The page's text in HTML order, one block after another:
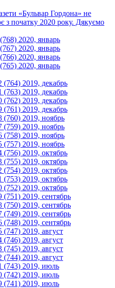
«Бульвар Гордона» не
з початку 2020 року. Дякуємо
2020, январь
2020, январь
2020, январь
2020, январь
2019, декабрь
2019, декабрь
2019, декабрь
2019, декабрь
2019, ноябрь
2019, ноябрь
2019, ноябрь
2019, ноябрь
2019, октябрь
2019, октябрь
2019, октябрь
2019, октябрь
2019, октябрь
2019, сентябрь
2019, сентябрь
2019, сентябрь
2019, сентябрь
2019, август
2019, август
2019, август
2019, август
(743) 2019, июль
(742) 2019, июль
(741) 2019, июль